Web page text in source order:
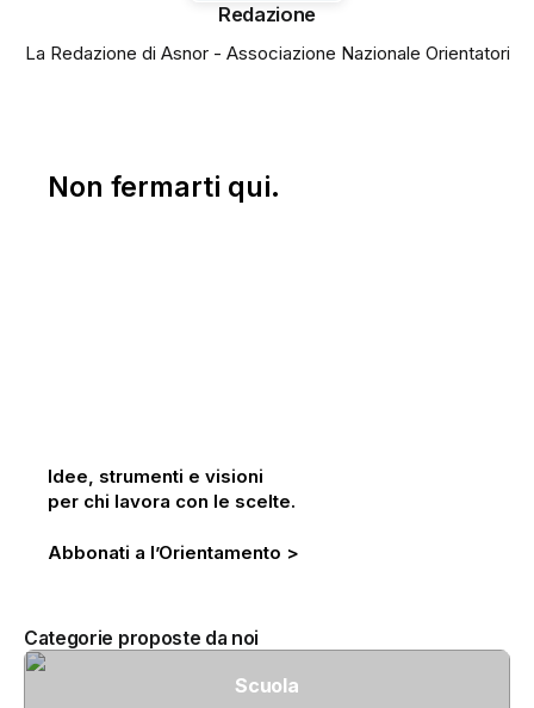
Redazione
La Redazione di Asnor - Associazione Nazionale Orientatori
Non fermarti qui.
Idee, strumenti e visioni
per chi lavora con le scelte.
Abbonati a l’Orientamento >
Categorie proposte da noi
Scuola